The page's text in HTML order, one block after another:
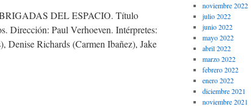
DEL ESPACIO. Título
Dirección: Paul Verhoeven. Intérpretes:
Richards (Carmen Ibañez), Jake
noviembre 2022
julio 2022
junio 2022
mayo 2022
abril 2022
marzo 2022
febrero 2022
enero 2022
diciembre 2021
noviembre 2021